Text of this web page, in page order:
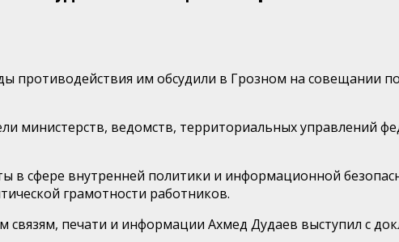
им обсудили в Грозном на совещании
министерств, ведомств, территориальных управлений
в сфере внутренней политики и информационной
грамотности работников.
печати и информации Ахмед Дудаев выступил с